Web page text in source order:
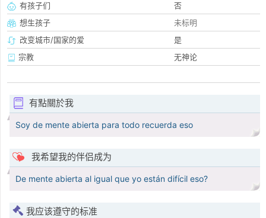
有孩子们
否
想生孩子
未标明
改变城市/国家的爱
是
宗教
无神论
有點關於我
Soy de mente abierta para todo recuerda eso
我希望我的伴侣成为
De mente abierta al igual que yo están difícil eso?
我应该遵守的标准